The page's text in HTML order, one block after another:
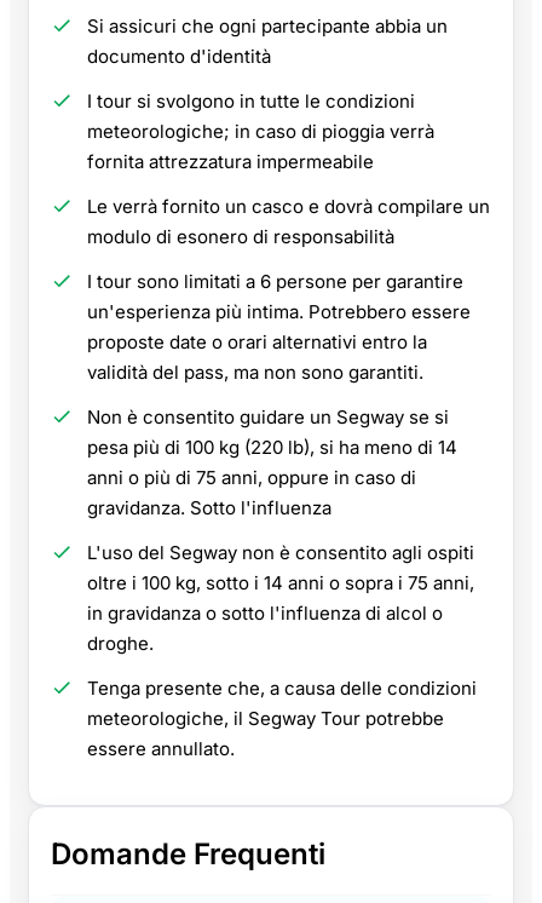
Si assicuri che ogni partecipante abbia un
documento d'identità
I tour si svolgono in tutte le condizioni
meteorologiche; in caso di pioggia verrà
fornita attrezzatura impermeabile
Le verrà fornito un casco e dovrà compilare un
modulo di esonero di responsabilità
I tour sono limitati a 6 persone per garantire
un'esperienza più intima. Potrebbero essere
proposte date o orari alternativi entro la
validità del pass, ma non sono garantiti.
Non è consentito guidare un Segway se si
pesa più di 100 kg (220 lb), si ha meno di 14
anni o più di 75 anni, oppure in caso di
gravidanza. Sotto l'influenza
L'uso del Segway non è consentito agli ospiti
oltre i 100 kg, sotto i 14 anni o sopra i 75 anni,
in gravidanza o sotto l'influenza di alcol o
droghe.
Tenga presente che, a causa delle condizioni
meteorologiche, il Segway Tour potrebbe
essere annullato.
Domande Frequenti